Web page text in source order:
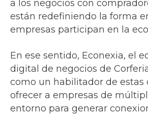
a los negocios con
están redefiniendo la forma
empresas participan en la
En ese sentido, Econexia, el
digital de negocios de
como un habilitador de estas
ofrecer a empresas de
entorno para generar